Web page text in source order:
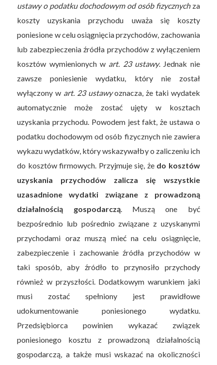
ustawy o podatku dochodowym od osób fizycznychza
koszty uzyskania przychodu uważa się koszty
poniesione w celu osiągnięcia przychodów, zachowania
lub zabezpieczenia źródła przychodów z wyłączeniem
kosztów wymienionych w art. 23 ustawy. Jednak nie
zawsze poniesienie wydatku, który nie został
wyłączony w art. 23 ustawyoznacza, że taki wydatek
automatycznie może zostać ujęty w kosztach
uzyskania przychodu. Powodem jest fakt, że ustawa o
podatku dochodowym od osób fizycznych nie zawiera
wykazu wydatków, który wskazywałby o zaliczeniu ich
do kosztów firmowych. Przyjmuje się, że do kosztów
uzyskania przychodów zalicza się wszystkie
uzasadnione wydatki związane z prowadzoną
działalnością gospodarczą. Muszą one być
bezpośrednio lub pośrednio związane z uzyskanymi
przychodami oraz muszą mieć na celu osiągnięcie,
zabezpieczenie i zachowanie źródła przychodów w
taki sposób, aby źródło to przynosiło przychody
również w przyszłości. Dodatkowym warunkiem jaki
musi zostać spełniony jest prawidłowe
udokumentowanie poniesionego wydatku.
Przedsiębiorca powinien wykazać związek
poniesionego kosztu z prowadzoną działalnością
gospodarczą, a także musi wskazać na okoliczności